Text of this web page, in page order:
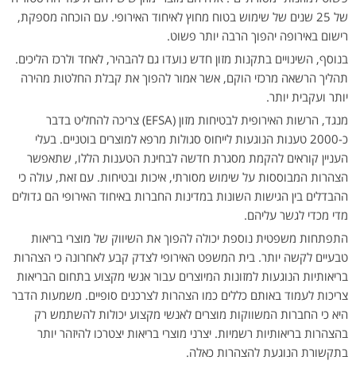
של 25 שנים של שימוש בטוח מחוץ לאיחוד האירופי. עם הוכחה מספקת,
רישום באירופה יהפוך הרבה יותר פשוט.
בנוסף, השינויים בתקנות מזון חדש נועדו גם להבהיר, לאחד ולרכז הליכים.
תהליך הרשאה מרכזי הוקם, אשר אמור להפוך את קבלת החלטות מהירה
יותר ועקבית יותר.
מנגד, הרשות האירופית לבטיחות מזון (EFSA) צריכה להחליט בדבר
כ-2000 טענות הנוגעות לייחוס סגולות מרפא למוצרים בוטניים. בעלי
העניין קוראים להקמת מסגרת חדשה לבחינת הטענות הללו, שתאפשר
הצהרות המבוססות על שימוש מסורתי, איכות ובטיחות. עם זאת, עולה כי
ההבדלים בין הגישות השונות במדינות החברות באיחוד האירופי הם גדולים
מדי מכדי לגשר עליהם.
התפתחות משפטית נוספת יכולה להפוך את השיווק של מוצרי בריאות
טבעיים לקשה יותר. בית המשפט האירופי לצדק קבע לאחרונה כי הצהרות
בריאותיות הנוגעות למזונות המיוצרים עבור אנשי מקצוע בתחום הבריאות
צריכות לעמוד באותם כללים כמו הצהרות לצרכנים סופיים. משמעות הדבר
היא כי החברות המשווקות מוצרים לאנשי מקצוע יכולות להשתמש רק
בהצהרות בריאותיות רשמיות. יצרני מוצרי בריאות יצטרכו להיזהר יותר
בתקשורת הנוגעת להצהרות כאלה.